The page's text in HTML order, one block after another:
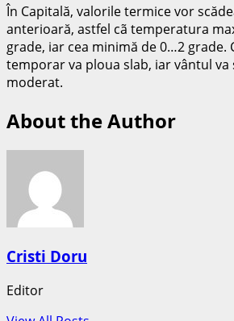
În Capitală, valorile termice vor
anterioară, astfel cã temperatura
grade, iar cea minimă de 0…2 grade.
temporar va ploua slab, iar vântul va
moderat.
About the Author
Cristi Doru
Editor